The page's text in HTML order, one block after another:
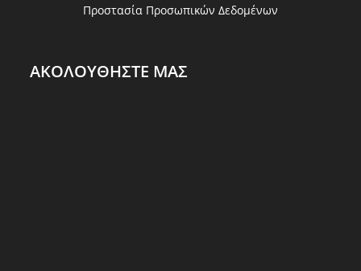
Προστασία Προσωπικών Δεδομένων
ΑΚΟΛΟΥΘΗΣΤΕ ΜΑΣ